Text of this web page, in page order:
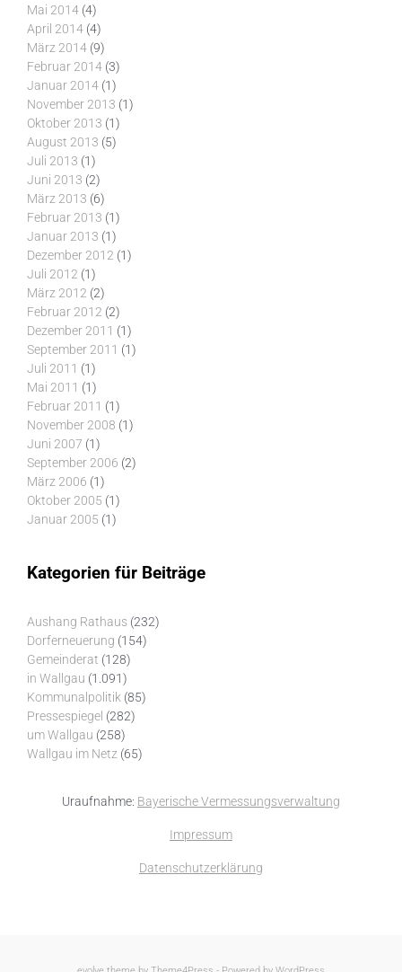
Mai 2014 (4)
April 2014 (4)
März 2014 (9)
Februar 2014 (3)
Januar 2014 (1)
November 2013 (1)
Oktober 2013 (1)
August 2013 (5)
Juli 2013 (1)
Juni 2013 (2)
März 2013 (6)
Februar 2013 (1)
Januar 2013 (1)
Dezember 2012 (1)
Juli 2012 (1)
März 2012 (2)
Februar 2012 (2)
Dezember 2011 (1)
September 2011 (1)
Juli 2011 (1)
Mai 2011 (1)
Februar 2011 (1)
November 2008 (1)
Juni 2007 (1)
September 2006 (2)
März 2006 (1)
Oktober 2005 (1)
Januar 2005 (1)
Kategorien für Beiträge
Aushang Rathaus (232)
Dorferneuerung (154)
Gemeinderat (128)
in Wallgau (1.091)
Kommunalpolitik (85)
Pressespiegel (282)
um Wallgau (258)
Wallgau im Netz (65)
Uraufnahme: Bayerische Vermessungsverwaltung
Impressum
Datenschutzerklärung